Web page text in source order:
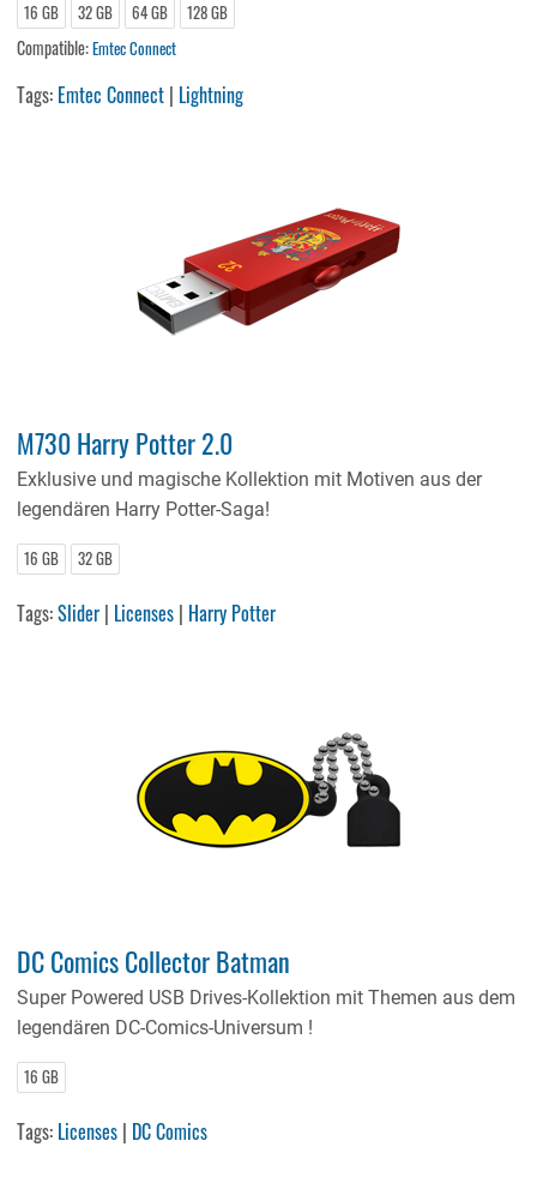
16 GB 32 GB 64 GB 128 GB
Compatible:Emtec Connect
Tags: Emtec Connect | Lightning
M730 Harry Potter 2.0
Exklusive und magische Kollektion mit Motiven aus der
legendären Harry Potter-Saga!
16 GB 32 GB
Tags:Slider | Licenses | Harry Potter
DC Comics Collector Batman
Super Powered USB Drives-Kollektion mit Themen aus dem
legendären DC-Comics-Universum !
16 GB
Tags: Licenses | DC Comics